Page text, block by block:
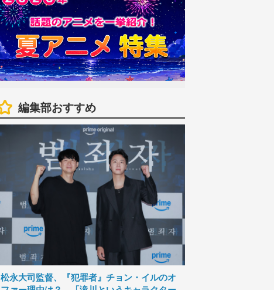
編集部おすすめ
松永大司監督、『犯罪者』チョン・イルのオ